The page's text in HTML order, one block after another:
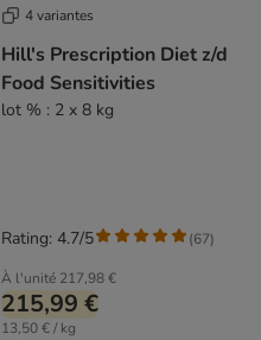
4 variantes
Hill's Prescription Diet z/d
Food Sensitivities
lot % : 2 x 8 kg
À l'unité 217,98 €
215,99 €
13,50 € / kg
Rating: 4.7/5 (67)